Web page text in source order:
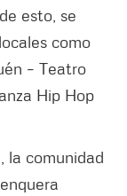
esto, se
como
– Teatro
Hip Hop
la comunidad